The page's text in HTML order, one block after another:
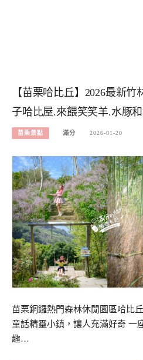
【苗栗哈比丘】2026最新
子哈比屋.來餵笑笑羊.水豚
苗栗景點 滿分 2026-01-20
苗栗銅鑼熱門森林休閒園區哈比
童話精靈小鎮，讓人充滿好奇 一
趣…